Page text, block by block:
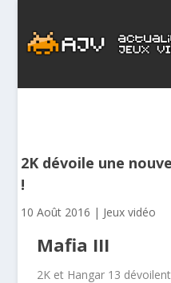
2K dévoile une
!
10 Août 2016 | Jeux vidéo
Mafia III
2K et Hangar 13